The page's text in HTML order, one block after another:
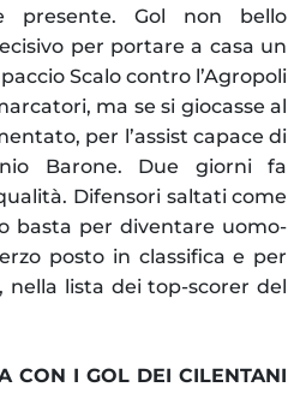
presente. Gol non bello
per portare a casa un
Scalo contro l’Agropoli
ma se si giocasse al
per l’assist capace di
Barone. Due giorni fa
Difensori saltati come
basta per diventare uomo-
posto in classifica e per
nella lista dei top-scorer del
CON I GOL DEI CILENTANI